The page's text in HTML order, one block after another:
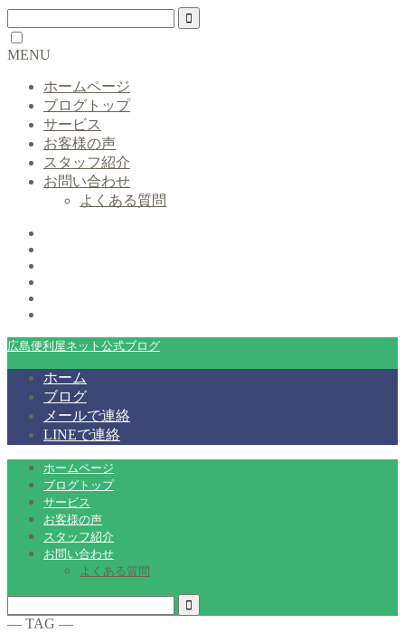
MENU
ホームページ
ブログトップ
サービス
お客様の声
スタッフ紹介
お問い合わせ
よくある質問
広島便利屋ネット公式ブログ
ホーム
ブログ
メールで連絡
LINEで連絡
ホームページ
ブログトップ
サービス
お客様の声
スタッフ紹介
お問い合わせ
よくある質問
― TAG ―